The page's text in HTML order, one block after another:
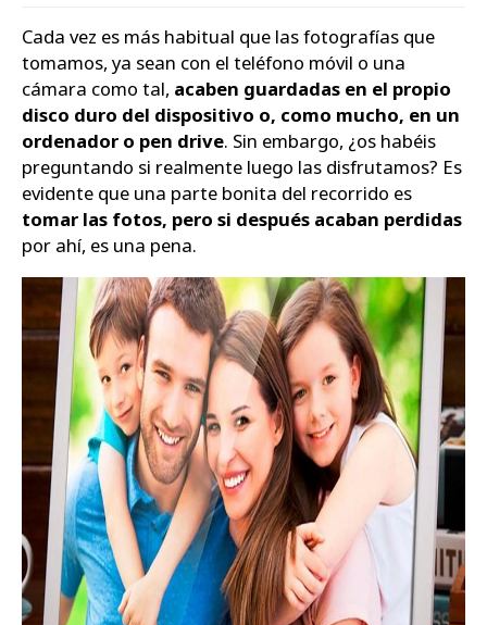
Videojuegos
Vuelos
Zapatos
Cada vez es más habitual que las fotografías que
tomamos, ya sean con el teléfono móvil o una
cámara como tal, acaben guardadas en el propio
disco duro del dispositivo o, como mucho, en un
ordenador o pen drive. Sin embargo, ¿os habéis
preguntando si realmente luego las disfrutamos? Es
evidente que una parte bonita del recorrido es
tomar las fotos, pero si después acaban perdidas
por ahí, es una pena.